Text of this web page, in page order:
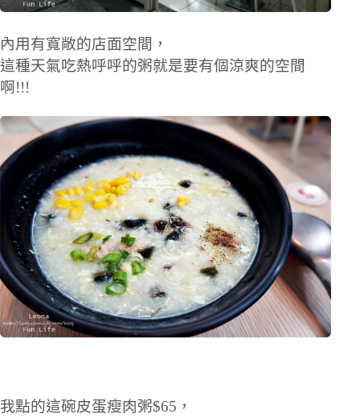
內用有寬敞的店面空間，
這種天氣吃熱呼呼的粥就是要有個涼爽的空間
啊!!!
我點的這碗皮蛋瘦肉粥$65，